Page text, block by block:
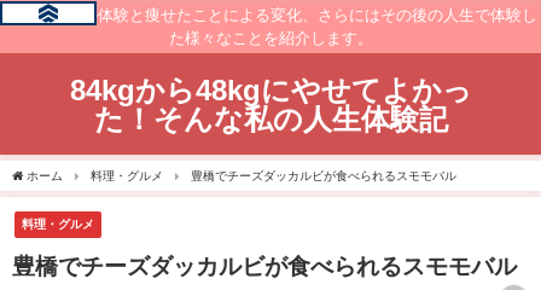
痩せるまでの体験と痩せたことによる変化、さらにはその後の人生で体験し
た様々なことを紹介します。
84kgから48kgにやせてよかっ
た！そんな私の人生体験記
ホーム 料理・グルメ 豊橋でチーズダッカルビが食べられるスモモバル
料理・グルメ
豊橋でチーズダッカルビが食べられるスモモバル